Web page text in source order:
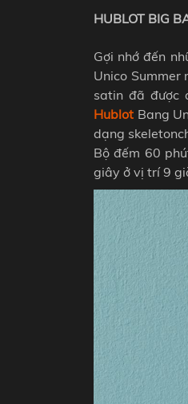
HUBLOT BIG
Gợi nhớ đến
Unico
satin đã được
Hublot Bang
dạng
Bộ đếm 60
giây ở vị trí 9